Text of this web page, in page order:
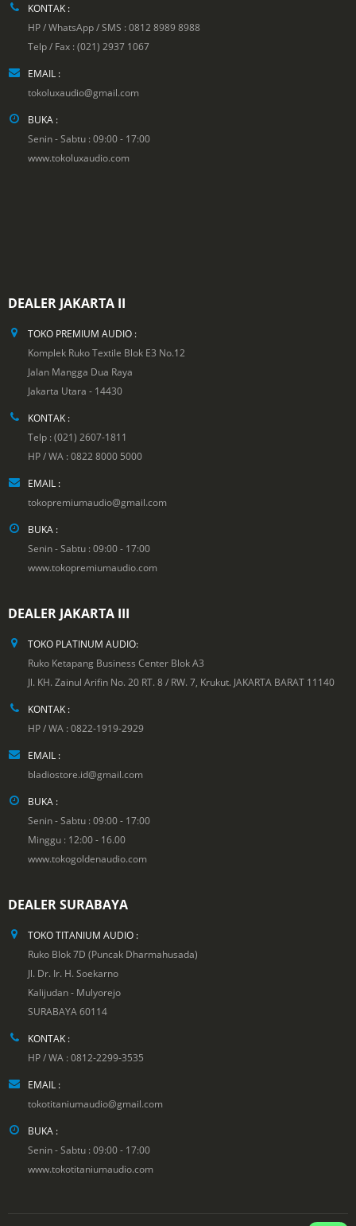
KONTAK :
HP / WhatsApp / SMS : 0812 8989 8988
Telp / Fax : (021) 2937 1067
EMAIL :
tokoluxaudio@gmail.com
BUKA :
Senin - Sabtu : 09:00 - 17:00
www.tokoluxaudio.com
DEALER JAKARTA II
TOKO PREMIUM AUDIO :
Komplek Ruko Textile Blok E3 No.12
Jalan Mangga Dua Raya
Jakarta Utara - 14430
KONTAK :
Telp : (021) 2607-1811
HP / WA : 0822 8000 5000
EMAIL :
tokopremiumaudio@gmail.com
BUKA :
Senin - Sabtu : 09:00 - 17:00
www.tokopremiumaudio.com
DEALER JAKARTA III
TOKO PLATINUM AUDIO:
Ruko Ketapang Business Center Blok A3
Jl. KH. Zainul Arifin No. 20 RT. 8 / RW. 7, Krukut. JAKARTA BARAT 11140
KONTAK :
HP / WA : 0822-1919-2929
EMAIL :
bladiostore.id@gmail.com
BUKA :
Senin - Sabtu : 09:00 - 17:00
Minggu : 12:00 - 16.00
www.tokogoldenaudio.com
DEALER SURABAYA
TOKO TITANIUM AUDIO :
Ruko Blok 7D (Puncak Dharmahusada)
Jl. Dr. Ir. H. Soekarno
Kalijudan - Mulyorejo
SURABAYA 60114
KONTAK :
HP / WA : 0812-2299-3535
EMAIL :
tokotitaniumaudio@gmail.com
BUKA :
Senin - Sabtu : 09:00 - 17:00
www.tokotitaniumaudio.com